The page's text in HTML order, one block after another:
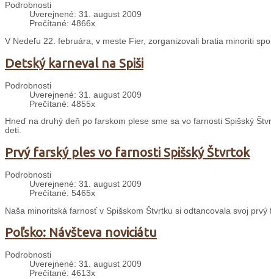
Podrobnosti
Uverejnené: 31. august 2009
Prečítané: 4866x
V Nedeľu 22. februára, v meste Fier, zorganizovali bratia minoriti
Detský karneval na Spiši
Podrobnosti
Uverejnené: 31. august 2009
Prečítané: 4855x
Hneď na druhý deň po farskom plese sme sa vo farnosti Spišský
deti.
Prvý farský ples vo farnosti Spišský Štvrtok
Podrobnosti
Uverejnené: 31. august 2009
Prečítané: 5465x
Naša minoritská farnosť v Spišskom Štvrtku si odtancovala svoj
Poľsko: Návšteva noviciátu
Podrobnosti
Uverejnené: 31. august 2009
Prečítané: 4613x